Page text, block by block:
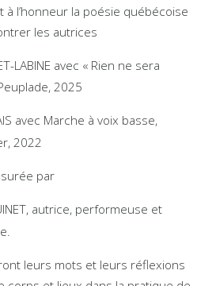
à l’honneur la poésie québécoise
les autrices
LABINE avec « Rien ne sera
2025
avec Marche à voix basse,
2022
par
autrice, performeuse et
leurs mots et leurs réflexions